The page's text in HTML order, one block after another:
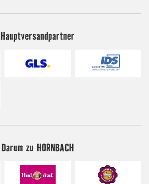
Hauptversandpartner
Darum zu HORNBACH